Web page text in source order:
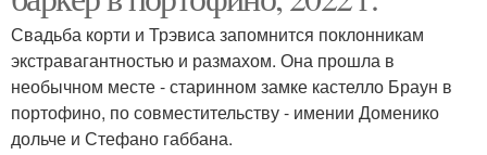
Свадьба корти и Трэвиса запомнится поклонникам
экстравагантностью и размахом. Она прошла в
необычном месте - старинном замке кастелло Браун в
портофино, по совместительству - имении Доменико
дольче и Стефано габбана.